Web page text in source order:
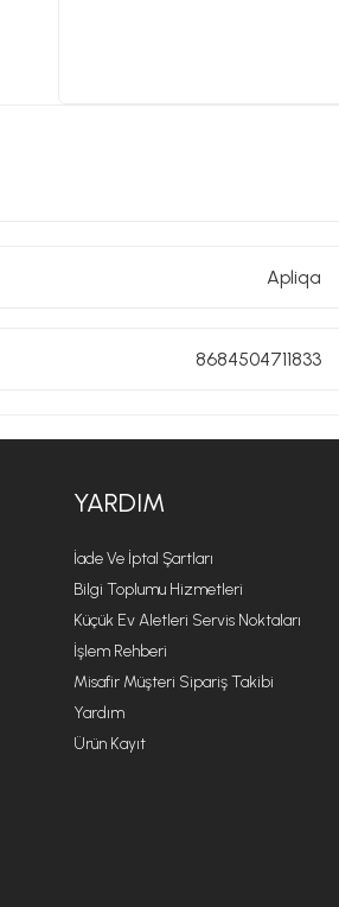
Apliqa
8684504711833
YARDIM
İade Ve İptal Şartları
Bilgi Toplumu Hizmetleri
Küçük Ev Aletleri Servis Noktaları
İşlem Rehberi
Misafir Müşteri Sipariş Takibi
Yardım
Ürün Kayıt